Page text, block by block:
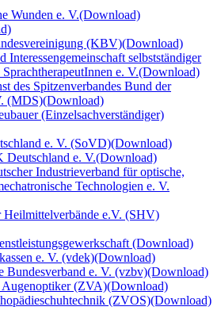
Wunden e. V.(Download)
(KBV)(Download)
Interessengemeinschaft selbstständiger
e. V.(Download)
des Spitzenverbandes Bund der
(MDS)(Download)
(Einzelsachverständiger)
e. V. (SoVD)(Download)
Deutschland e. V.(Download)
Industrieverband für optische,
Technologien e. V.
Heilmittelverbände e.V. (SHV)
(Download)
e. V. (vdek)(Download)
Bundesverband e. V. (vzbv)(Download)
Augenoptiker (ZVA)(Download)
(ZVOS)(Download)